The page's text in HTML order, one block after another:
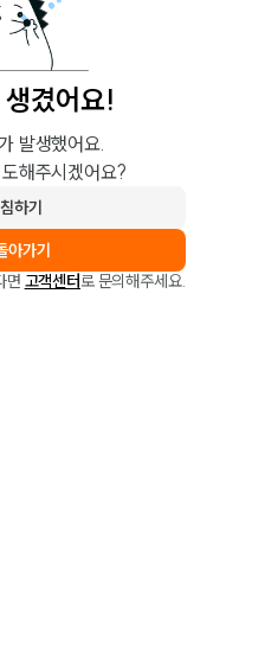
겼어요!
발생했어요.
해주시겠어요?
하기
아가기
면 고객센터로 문의해주세요.